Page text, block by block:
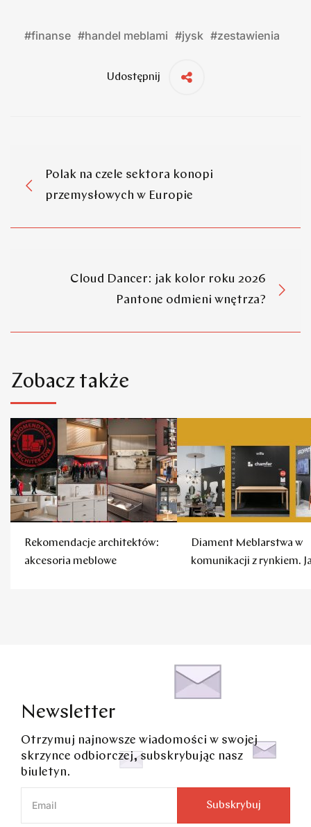
#finanse #handel meblami #jysk #zestawienia
Udostępnij
Polak na czele sektora konopi
przemysłowych w Europie
Cloud Dancer: jak kolor roku 2026
Pantone odmieni wnętrza?
Zobacz także
Rekomendacje architektów:
akcesoria meblowe
Diament Meblarstwa w
komunikacji z rynkiem.
Newsletter
Otrzymuj najnowsze wiadomości w swojej
skrzynce odbiorczej, subskrybując nasz
biuletyn.
Subskrybuj